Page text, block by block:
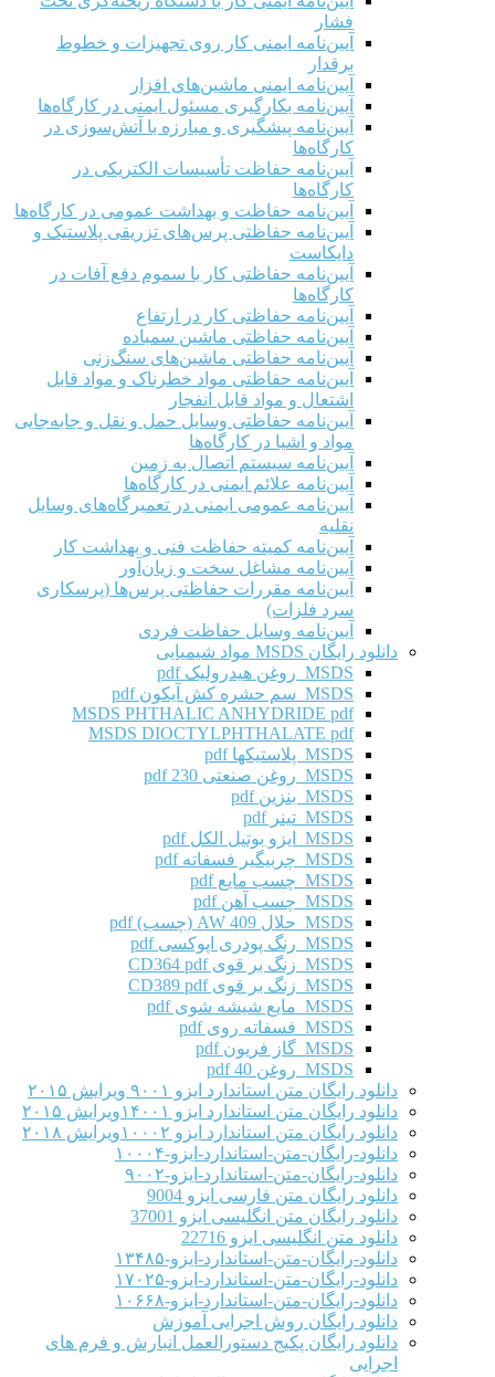
فشار
آیین‌نامه ایمنی کار روی تجهیزات و خطوط
برقدار
آیین‌نامه ایمنی ماشین‌های افزار
آیین‌نامه بکارگیری مسئول ایمنی در کارگاه‌ها
آیین‌نامه پیشگیری و مبارزه با آتش‌سوزی در
کارگاه‌ها
آیین‌نامه حفاظت تأسیسات الکتریکی در
کارگاه‌ها
آیین‌نامه حفاظت و بهداشت عمومی در کارگاه‌ها
آیین‌نامه حفاظتی پرس‌های تزریقی پلاستیک و
دایکاست
آیین‌نامه حفاظتی کار با سموم دفع آفات در
کارگاه‌ها
آیین‌نامه حفاظتی کار در ارتفاع
آیین‌نامه حفاظتی ماشین سمباده
آیین‌نامه حفاظتی ماشین‌های سنگ‌زنی
آیین‌نامه حفاظتی مواد خطرناک و مواد قابل
اشتعال و مواد قابل انفجار
آیین‌نامه حفاظتی وسایل حمل و نقل و جابه‌جایی
مواد و اشیا در کارگاه‌ها
آیین‌نامه سیستم اتصال به زمین
آیین‌نامه علائم ایمنی در کارگاه‌ها
آیین‌نامه عمومی ایمنی در تعمیرگاه‌های وسایل
نقلیه
آیین‌نامه کمیته حفاظت فنی و بهداشت کار
آیین‌نامه مشاغل سخت و زیان‌آور
آیین‌نامه مقررات حفاظتی پرس‌ها (پرسکاری
سرد فلزات)
آیین‌نامه وسایل حفاظت فردی
دانلود رایگان MSDS مواد شیمیایی
MSDS روغن هیدرولیک pdf
MSDS سم حشره کش آیکون pdf
MSDS PHTHALIC ANHYDRIDE pdf
MSDS DIOCTYLPHTHALATE pdf
MSDS پلاستیکها pdf
MSDS روغن صنعتی 230 pdf
MSDS بنزین pdf
MSDS تینر pdf
MSDS ایزو بوتیل الکل pdf
MSDS چربیگیر فسفاته pdf
MSDS چسب مایع pdf
MSDS چسب آهن pdf
MSDS حلال AW 409 (چسب) pdf
MSDS رنگ پودری اپوکسی pdf
MSDS زنگ بر قوی CD364 pdf
MSDS زنگ بر قوی CD389 pdf
MSDS مایع شیشه شوی pdf
MSDS فسفاته روی pdf
MSDS گاز فریون pdf
MSDS روغن 40 pdf
دانلود رایگان متن استاندارد ایزو ۹۰۰۱ ویرایش ۲۰۱۵
دانلود رایگان متن استاندارد ایزو ۱۴۰۰۱ویرایش ۲۰۱۵
دانلود رایگان متن استاندارد ایزو ۱۰۰۰۲ویرایش ۲۰۱۸
دانلود-رایگان-متن-استاندارد-ایزو-۱۰۰۰۴
دانلود-رایگان-متن-استاندارد-ایزو-۹۰۰۲
دانلود رایگان متن فارسی ایزو 9004
دانلود رایگان متن انگلیسی ایزو 37001
دانلود متن انگلیسی ایزو 22716
دانلود-رایگان-متن-استاندارد-ایزو-۱۳۴۸۵
دانلود-رایگان-متن-استاندارد-ایزو-۱۷۰۲۵
دانلود-رایگان-متن-استاندارد-ایزو-۱۰۶۶۸
دانلود رایگان روش اجرایی آموزش
دانلود رایگان پکیج دستورالعمل انبارش و فرم های
اجرایی